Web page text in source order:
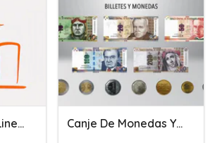
Bar Graphs And Line Graphs Canje De Monedas Y Billetes